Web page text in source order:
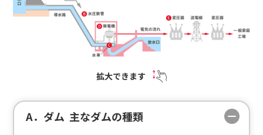
拡大できます
A．ダム 主なダムの種類